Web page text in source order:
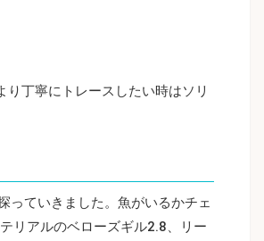
丁寧にトレースしたい時はソリ
っていきました。魚がいるかチェ
リアルのベローズギル2.8、リー